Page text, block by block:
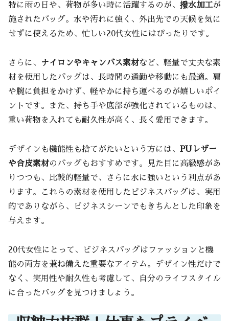
特に雨の日や、荷物が多い時に活躍するのが、 撥水加工が
施されたバッグ。水や汚れに強く、外出先での天候を気に
せずに使えるため、忙しい20代女性にはぴったりです。
さらに、 ナイロンやキャンバス素材など、軽量で丈夫な素
材を使用したバッグは、長時間の通勤や移動にも最適。肩
や腕に負担をかけず、軽やかに持ち運べるのが嬉しいポイ
ントです。また、持ち手や底部が強化されているものは、
重い荷物を入れても耐久性が高く、長く愛用できます。
デザインも機能性も捨てがたいという方には、 PUレザー
や合皮素材のバッグもおすすめです。見た目に高級感があ
りつつも、比較的軽量で、さらに水に強いという利点があ
ります。これらの素材を使用したビジネスバッグは、実用
的でありながら、ビジネスシーンでもきちんとした印象を
与えます。
20代女性にとって、ビジネスバッグはファッションと機
能の両方を兼ね備えた重要なアイテム。デザイン性だけで
なく、実用性や耐久性も考慮して、自分のライフスタイル
に合ったバッグを見つけましょう。